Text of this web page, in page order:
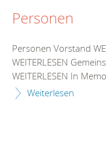
Personen
Personen Vorstand
WEITERLESEN
WEITERLESEN In
Weiterlesen